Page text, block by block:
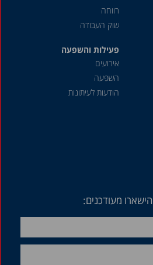
רווחה
שוק העבודה
פעילות והשפעה
אירועים
השפעה
הודעות לעיתונות
מעודכנים: